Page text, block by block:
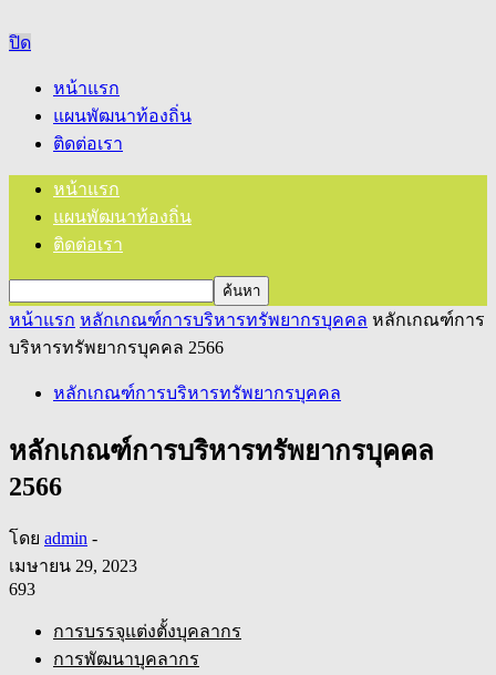
ปิด
หน้าแรก
แผนพัฒนาท้องถิ่น
ติดต่อเรา
หน้าแรก
แผนพัฒนาท้องถิ่น
ติดต่อเรา
หน้าแรก หลักเกณฑ์การบริหารทรัพยากรบุคคล หลักเกณฑ์การ
บริหารทรัพยากรบุคคล 2566
หลักเกณฑ์การบริหารทรัพยากรบุคคล
หลักเกณฑ์การบริหารทรัพยากรบุคคล
2566
โดย admin -
เมษายน 29, 2023
693
การบรรจุแต่งตั้งบุคลากร
การพัฒนาบุคลากร